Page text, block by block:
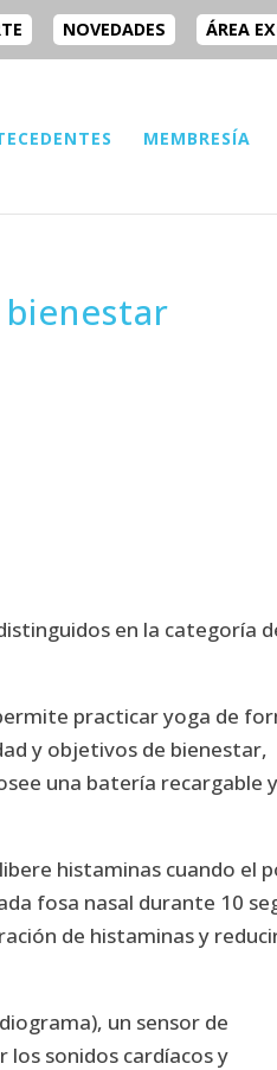
NOVEDADES ÁREA
MEMBRESÍA
en la categoría
practicar yoga de
y objetivos de bienestar,
una batería recargable
histaminas cuando el
fosa nasal durante 10
de histaminas y
un sensor de
sonidos cardíacos y